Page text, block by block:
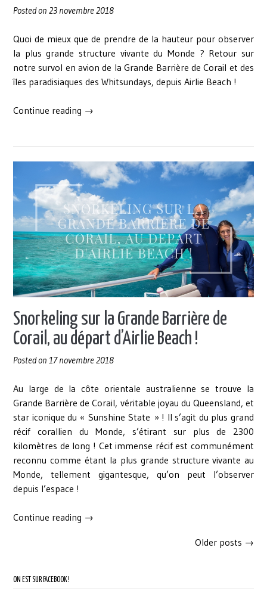
Posted on 23 novembre 2018
Quoi de mieux que de prendre de la hauteur pour observer
la plus grande structure vivante du Monde ? Retour sur
notre survol en avion de la Grande Barrière de Corail et des
îles paradisiaques des Whitsundays, depuis Airlie Beach !
Continue reading « Survol
Barrière
de
Corail
&
des
Whitsundays
! »
→
Snorkeling sur la Grande Barrière de
Corail, au départ d’Airlie Beach !
Posted on 17 novembre 2018
Au large de la côte orientale australienne se trouve la
Grande Barrière de Corail, véritable joyau du Queensland, et
star iconique du « Sunshine State » ! Il s’agit du plus grand
récif corallien du Monde, s’étirant sur plus de 2300
kilomètres de long ! Cet immense récif est communément
reconnu comme étant la plus grande structure vivante au
Monde, tellement gigantesque, qu’on peut l’observer
depuis l’espace !
Continue reading « Snorkeling
de
→
Older posts →
ON EST SUR FACEBOOK !